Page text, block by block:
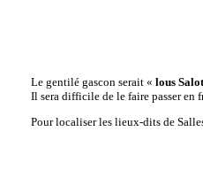
Le gentilé gascon serait « lous
Il sera difficile de le faire passer en
Pour localiser les lieux-dits de